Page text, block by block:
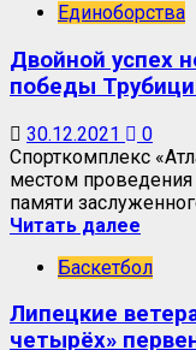
Единоборства
Двойной успех
победы
30.12.2021
0
Спорткомплекс
местом
памяти
Читать далее
Баскетбол
Липецкие
четырёх»